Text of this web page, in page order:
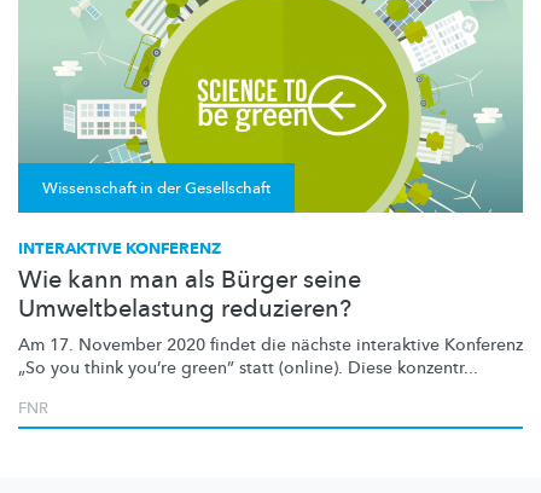
Wissenschaft in der Gesellschaft
INTERAKTIVE KONFERENZ
Wie kann man als Bürger seine
Umweltbelastung reduzieren?
Am 17. November 2020 findet die nächste interaktive Konferenz
„So you think you’re green” statt (online). Diese konzentr...
FNR